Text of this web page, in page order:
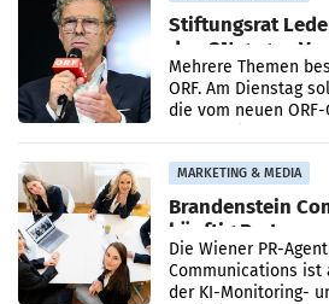
Stiftungsrat
den SN gegen
Mehrere Themen
ORF. Am Dienstag
die vom neuen
MARKETING & MEDIA
Brandenstein
künftig Partner
Die Wiener PR-
Communications ist
der KI-Monitoring-